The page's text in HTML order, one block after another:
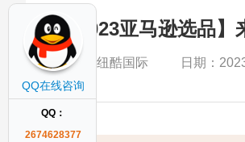
【2023亚马逊选品】
作者：纽酷国际 日期：
QQ在线咨询
QQ：
2674628377